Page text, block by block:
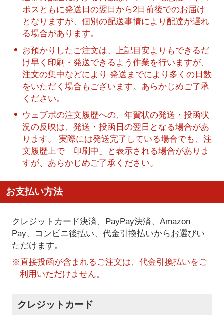
ポスともに発送日の翌日から2日前後でのお届け
となりますが、個別の配送事情により配達が遅れ
る場合があります。
お預かりしたご注文は、上記目安よりもできるだ
け早く印刷・発送できるよう作業を行いますが、
注文の集中などにより 発送までにより多くの日数
をいただく場合もございます。あらかじめご了承
ください。
ウェブポの注文履歴への、年賀状の発送・投函状
況の反映は、発送・投函日の翌日となる場合があ
ります。 実際には発送完了している場合でも、注
文履歴上で「印刷中」と表示される場合がありま
すが、あらかじめご了承ください。
お支払い方法
クレジットカード決済、PayPay決済、Amazon
Pay、コンビニ後払い、代金引換払いからお選びい
ただけます。
※直接投函が含まれるご注文は、代金引換払いをご
利用いただけません。
クレジットカード